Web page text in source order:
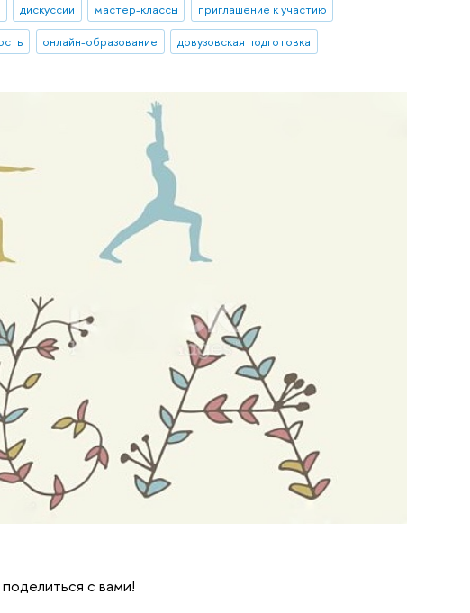
дискуссии мастер-классы
приглашение к участию
онлайн-образование довузовская подготовка
с вами!